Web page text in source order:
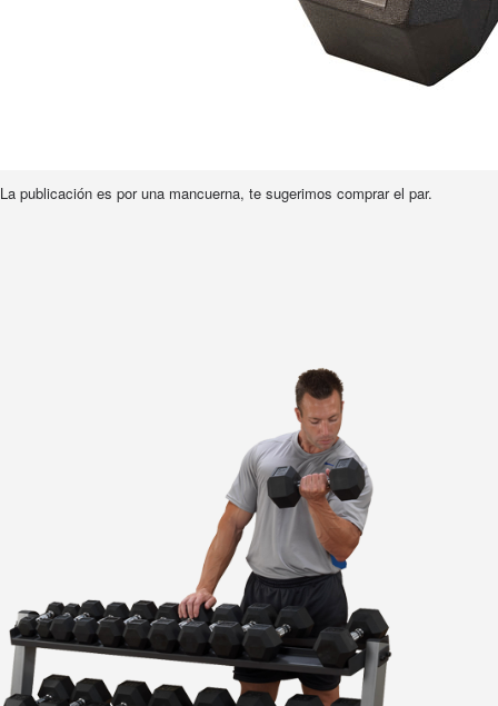
La publicación es por una mancuerna, te sugerimos comprar el par.